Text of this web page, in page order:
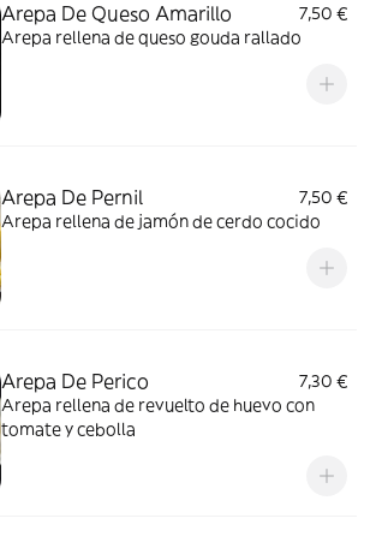
Arepa De Queso Amarillo
7,50 €
Arepa rellena de queso gouda rallado
Arepa De Pernil
7,50 €
Arepa rellena de jamón de cerdo cocido
Arepa De Perico
7,30 €
Arepa rellena de revuelto de huevo con
tomate y cebolla